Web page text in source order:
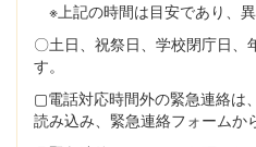
てしまいますが、つながって
という視点で物事を考えて取
とが必要だと学びました。
「発達特性のあるこどもの理
て」と題して、弘前医療福
有子氏から...
※上記の時間は目安であり、異
〇土日、祝祭日、学校閉庁日、
す。
▢電話対応時間外の緊急連絡は
読み込み、緊急連絡フォームか